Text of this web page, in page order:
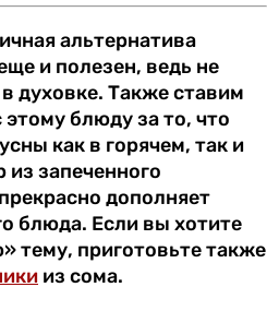
альтернатива
и полезен, ведь не
духовке. Также ставим
блюду за то, что
как в горячем, так и
запеченного
дополняет
блюда. Если вы хотите
тему, приготовьте также
из сома.